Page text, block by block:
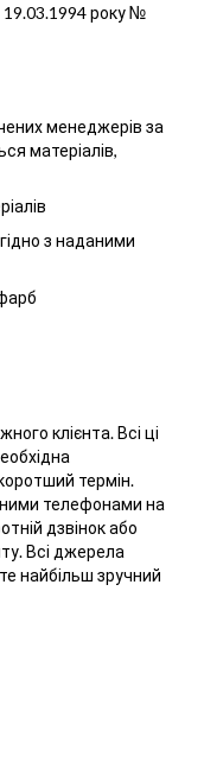
19.03.1994 року №
менеджерів за
матеріалів,
з наданими
клієнта. Всі ці
термін.
телефонами на
дзвінок або
Всі джерела
найбільш зручний